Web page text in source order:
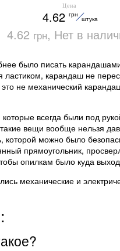
Цена
4.62 грн
штука
4.62 грн, Нет в
было писать
карандаш не
не механический
всегда были под
вещи вообще нельзя
можно было
прямоугольник,
опилкам было куда
механические и